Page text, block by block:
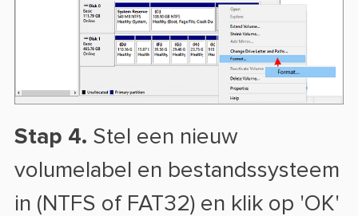
Stap 4. Stel een nieuw
volumelabel en bestandssysteem
in (NTFS of FAT32) en klik op 'OK'